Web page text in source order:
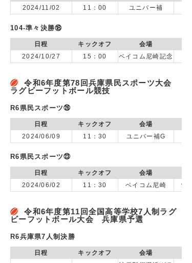
2024/11/02
11：00 ユニバー補
104-準々決勝⑱
日程 キックオフ
会場
2024/10/27
15：00 ベイコム尼崎記念
令和6年度第78回兵庫県民スポーツ大会
ラグビーフットボール競技
R6県民スポーツ㉖
日程 キックオフ
会場
2024/06/09
11：30 ユニバー補G
R6県民スポーツ㉓
日程 キックオフ
会場
2024/06/02
11：30 ベイコム尼崎 vs
令和6年度第11回全国高等学校7人制ラグ
ビーフットボール大会 兵庫県予選
R6兵庫県7人制決勝
日程 キックオフ 会場